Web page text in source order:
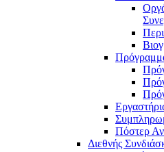
Πόστερ
Διεθνής